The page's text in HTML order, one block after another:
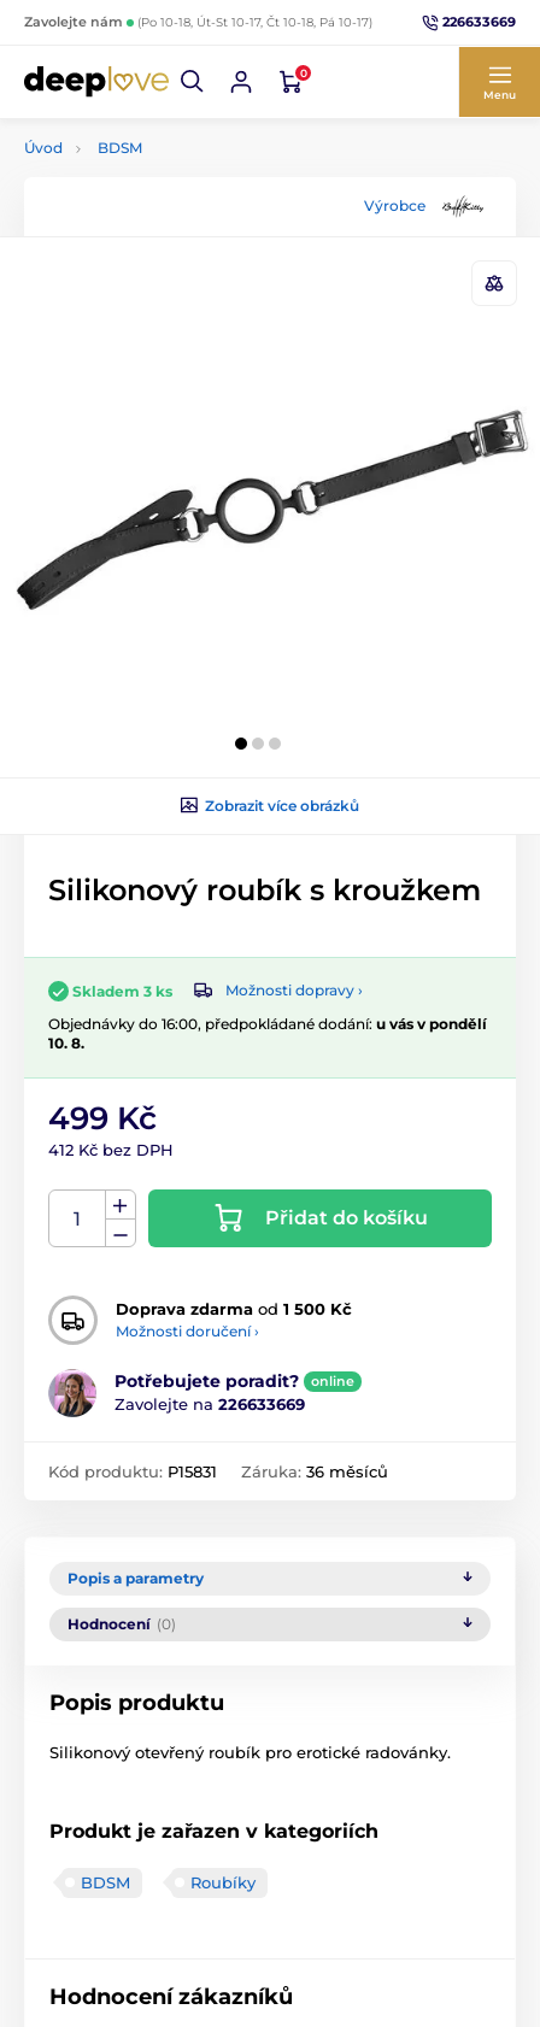
Zavolejte nám (Po 10-18, Út-St 10-17, Čt 10-18, Pá 10-17) 226633669
0
Menu
Úvod BDSM
Výrobce
Zobrazit více obrázků
Silikonový roubík s kroužkem
Skladem 3 ks
Možnosti dopravy ›
Objednávky do 16:00, předpokládané dodání: u vás v pondělí
10. 8.
499 Kč
412 Kč bez DPH
Přidat do košíku
Doprava zdarma od 1 500 Kč
Možnosti doručení ›
Potřebujete poradit? online
Zavolejte na 226633669
Kód produktu: P15831 Záruka: 36 měsíců
Popis a parametry
Hodnocení (0)
Popis produktu
Silikonový otevřený roubík pro erotické radovánky.
Produkt je zařazen v kategoriích
BDSM Roubíky
Hodnocení zákazníků